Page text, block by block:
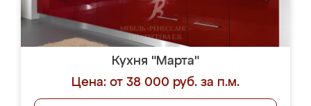
Кухня "Марта"
Цена: от 38 000 руб. за п.м.